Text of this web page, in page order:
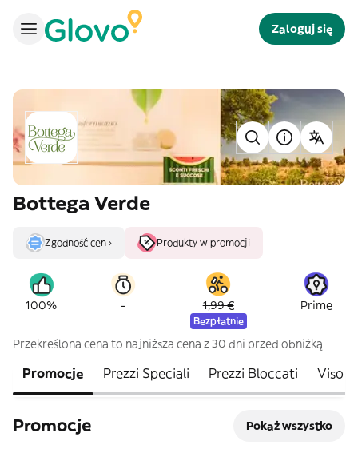
Zaloguj się
Bottega Verde
Zgodność cen › Produkty w promocji
100% - 1,99 €
Bezpłatnie
Prime
Przekreślona cena to najniższa cena z 30 dni przed obniżką
Promocje Prezzi Speciali Prezzi Bloccati Viso
Promocje Pokaż wszystko